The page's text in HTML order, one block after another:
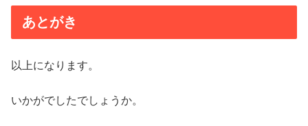
あとがき
以上になります。
いかがでしたでしょうか。